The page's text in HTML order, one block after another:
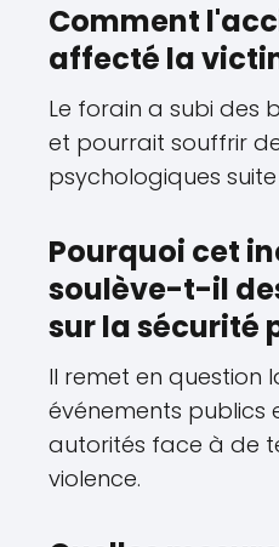
Comment
affecté la
Le forain a subi des
et pourrait souffrir
psychologiques
Pourquoi cet
soulève-t-il
sur la sécurité
Il remet en question
événements publics
autorités face à de
violence.